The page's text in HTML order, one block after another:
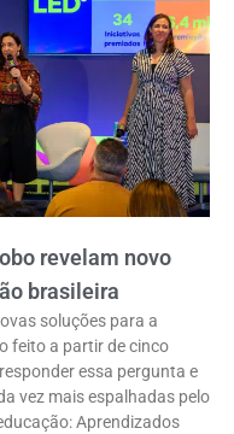
revelam novo
brasileira
soluções para a
feito a partir de cinco
essa pergunta e
vez mais espalhadas pelo
Aprendizados